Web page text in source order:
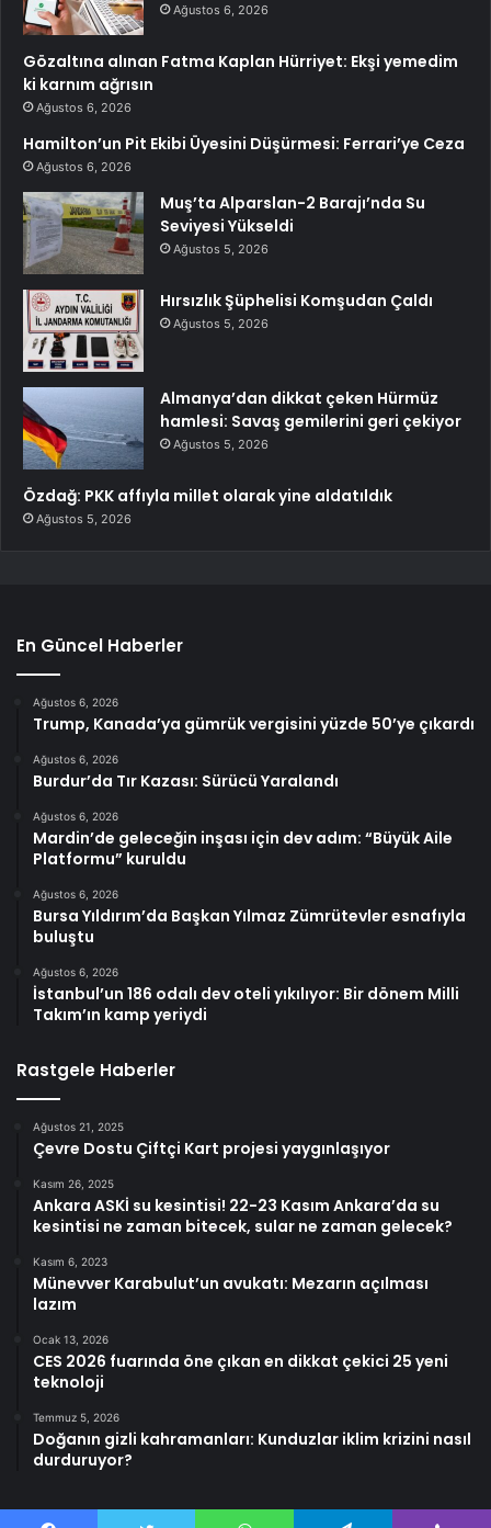
Ağustos 6, 2026
Gözaltına alınan Fatma Kaplan Hürriyet: Ekşi yemedim
ki karnım ağrısın
Ağustos 6, 2026
Hamilton’un Pit Ekibi Üyesini Düşürmesi: Ferrari’ye Ceza
Ağustos 6, 2026
Muş’ta Alparslan-2 Barajı’nda Su
Seviyesi Yükseldi
Ağustos 5, 2026
Hırsızlık Şüphelisi Komşudan Çaldı
Ağustos 5, 2026
Almanya’dan dikkat çeken Hürmüz
hamlesi: Savaş gemilerini geri çekiyor
Ağustos 5, 2026
Özdağ: PKK affıyla millet olarak yine aldatıldık
Ağustos 5, 2026
En Güncel Haberler
Ağustos 6, 2026
Trump, Kanada’ya gümrük vergisini yüzde 50’ye çıkardı
Ağustos 6, 2026
Burdur’da Tır Kazası: Sürücü Yaralandı
Ağustos 6, 2026
Mardin’de geleceğin inşası için dev adım: “Büyük Aile
Platformu” kuruldu
Ağustos 6, 2026
Bursa Yıldırım’da Başkan Yılmaz Zümrütevler esnafıyla
buluştu
Ağustos 6, 2026
İstanbul’un 186 odalı dev oteli yıkılıyor: Bir dönem Milli
Takım’ın kamp yeriydi
Rastgele Haberler
Ağustos 21, 2025
Çevre Dostu Çiftçi Kart projesi yaygınlaşıyor
Kasım 26, 2025
Ankara ASKİ su kesintisi! 22-23 Kasım Ankara’da su
kesintisi ne zaman bitecek, sular ne zaman gelecek?
Kasım 6, 2023
Münevver Karabulut’un avukatı: Mezarın açılması
lazım
Ocak 13, 2026
CES 2026 fuarında öne çıkan en dikkat çekici 25 yeni
teknoloji
Temmuz 5, 2026
Doğanın gizli kahramanları: Kunduzlar iklim krizini nasıl
durduruyor?